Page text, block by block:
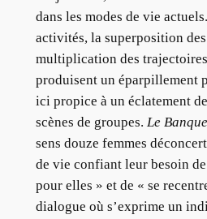
dans les modes de vie
activités, la superposition
multiplication des
produisent un éparpillement
ici propice à un éclatement
scènes de groupes. Le
sens douze femmes
de vie confiant leur besoin
pour elles » et de « se
dialogue où s’exprime un